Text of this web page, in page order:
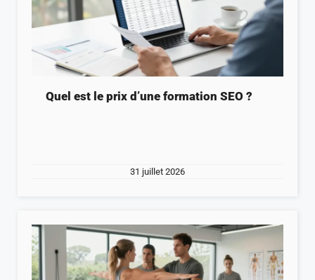
Quel est le prix d’une formation SEO ?
31 juillet 2026